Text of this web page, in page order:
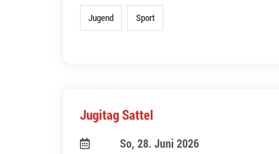
Jugend Sport
Jugitag Sattel
So, 28. Juni 2026